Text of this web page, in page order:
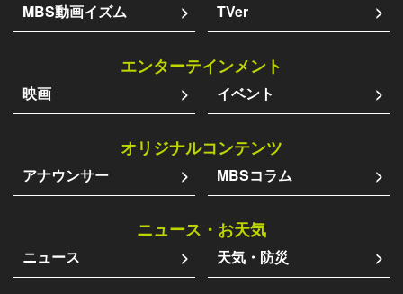
MBS動画イズム TVer
エンターテインメント
映画 イベント
オリジナルコンテンツ
アナウンサー MBSコラム
ニュース・お天気
ニュース 天気・防災